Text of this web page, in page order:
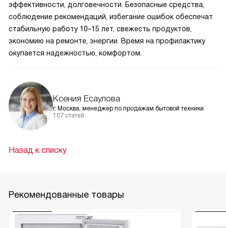
эффективности, долговечности. Безопасные средства,
соблюдение рекомендаций, избегание ошибок обеспечат
стабильную работу 10–15 лет, свежесть продуктов,
экономию на ремонте, энергии. Время на профилактику
окупается надежностью, комфортом.
Ксения Есаулова
г. Москва, менеджер по продажам бытовой техники
107 статей
Назад к списку
Рекомендованные товары